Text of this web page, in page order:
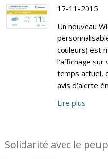
17-11-2015
Un nouveau
couleurs) est
l’affichage
temps actuel,
avis d’alerte
Lire plus
Solidarité avec le